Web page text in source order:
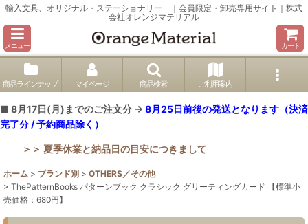
輸入文具、オリジナル・ステーショナリー ｜会員限定・卸売専用サイト｜株式
会社オレンジマテリアル
メニュー カート
商品ラインナップ マイページ 商品検索 ご利用案内
■ 8月17日(月)までのご注文分 → 8月25日前後の発送となります（決済
完了分 / 予約商品除く）
＞＞ 夏季休業と納品日の目安につきまして
ホーム > ブランド別 > OTHERS／その他
> ThePatternBooks パターンブック クラシック グリーティングカード 【標準小
売価格：680円】